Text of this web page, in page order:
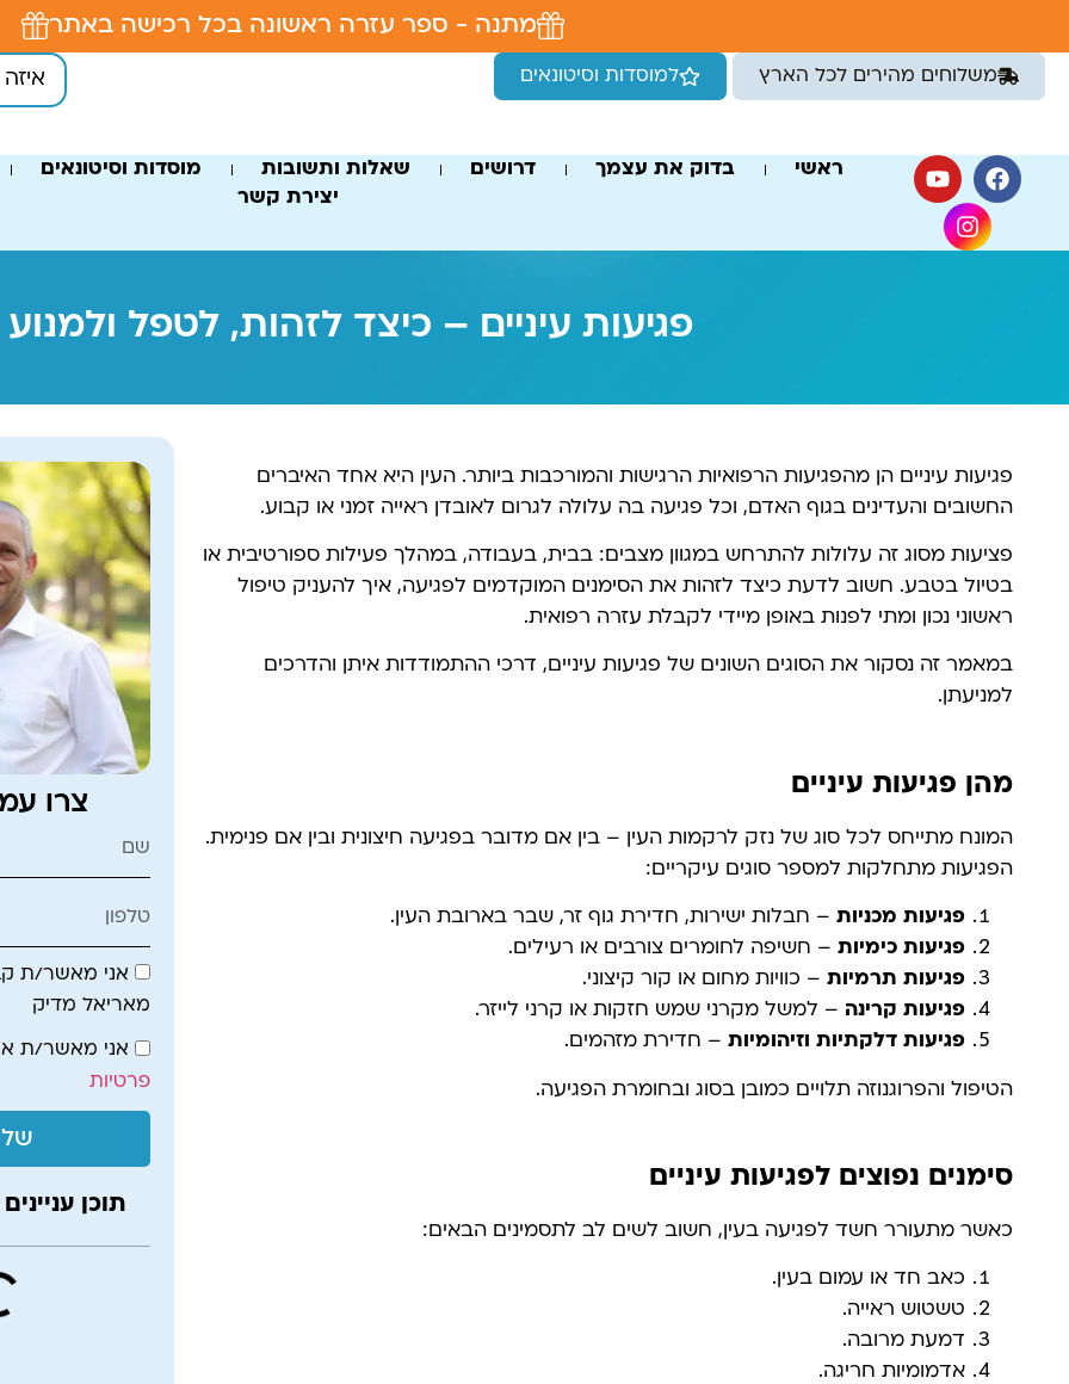
מתנה - ספר עזרה ראשונה בכל רכישה באתר
משלוחים מהירים לכל הארץ למוסדות וסיטונאים
ראשי בדוק את עצמך דרושים שאלות ותשובות
מוסדות וסיטונאים
יצירת קשר
פגיעות עיניים – כיצד לזהות, לטפל
פגיעות עיניים הן מהפגיעות הרפואיות הרגישות והמורכבות ביותר. העין היא אחד האיברים
החשובים והעדינים בגוף האדם, וכל פגיעה בה עלולה לגרום לאובדן ראייה זמני או קבוע.
פציעות מסוג זה עלולות להתרחש במגוון מצבים: בבית, בעבודה, במהלך פעילות ספורטיבית או
בטיול בטבע. חשוב לדעת כיצד לזהות את הסימנים המוקדמים לפגיעה, איך להעניק טיפול
ראשוני נכון ומתי לפנות באופן מיידי לקבלת עזרה רפואית.
במאמר זה נסקור את הסוגים השונים של פגיעות עיניים, דרכי ההתמודדות איתן והדרכים
למניעתן.
מהן פגיעות עיניים
המונח מתייחס לכל סוג של נזק לרקמות העין – בין אם מדובר בפגיעה חיצונית ובין אם פנימית.
הפגיעות מתחלקות למספר סוגים עיקריים:
פגיעות מכניות – חבלות ישירות, חדירת גוף זר, שבר בארובת העין.
פגיעות כימיות – חשיפה לחומרים צורבים או רעילים.
פגיעות תרמיות – כוויות מחום או קור קיצוני.
פגיעות קרינה – למשל מקרני שמש חזקות או קרני לייזר.
פגיעות דלקתיות וזיהומיות – חדירת מזהמים.
הטיפול והפרוגנוזה תלויים כמובן בסוג ובחומרת הפגיעה.
סימנים נפוצים לפגיעות עיניים
כאשר מתעורר חשד לפגיעה בעין, חשוב לשים לב לתסמינים הבאים:
כאב חד או עמום בעין.
טשטוש ראייה.
דמעת מרובה.
אדמומיות חריגה.
צרו
אני מאשר/ת
מאריאל מדיק
אני מאשר/ת
פרטיות
תוכן עניינים